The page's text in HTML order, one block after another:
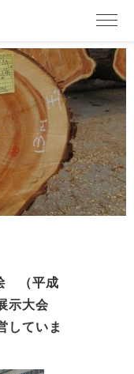
（平成
示大会
していま